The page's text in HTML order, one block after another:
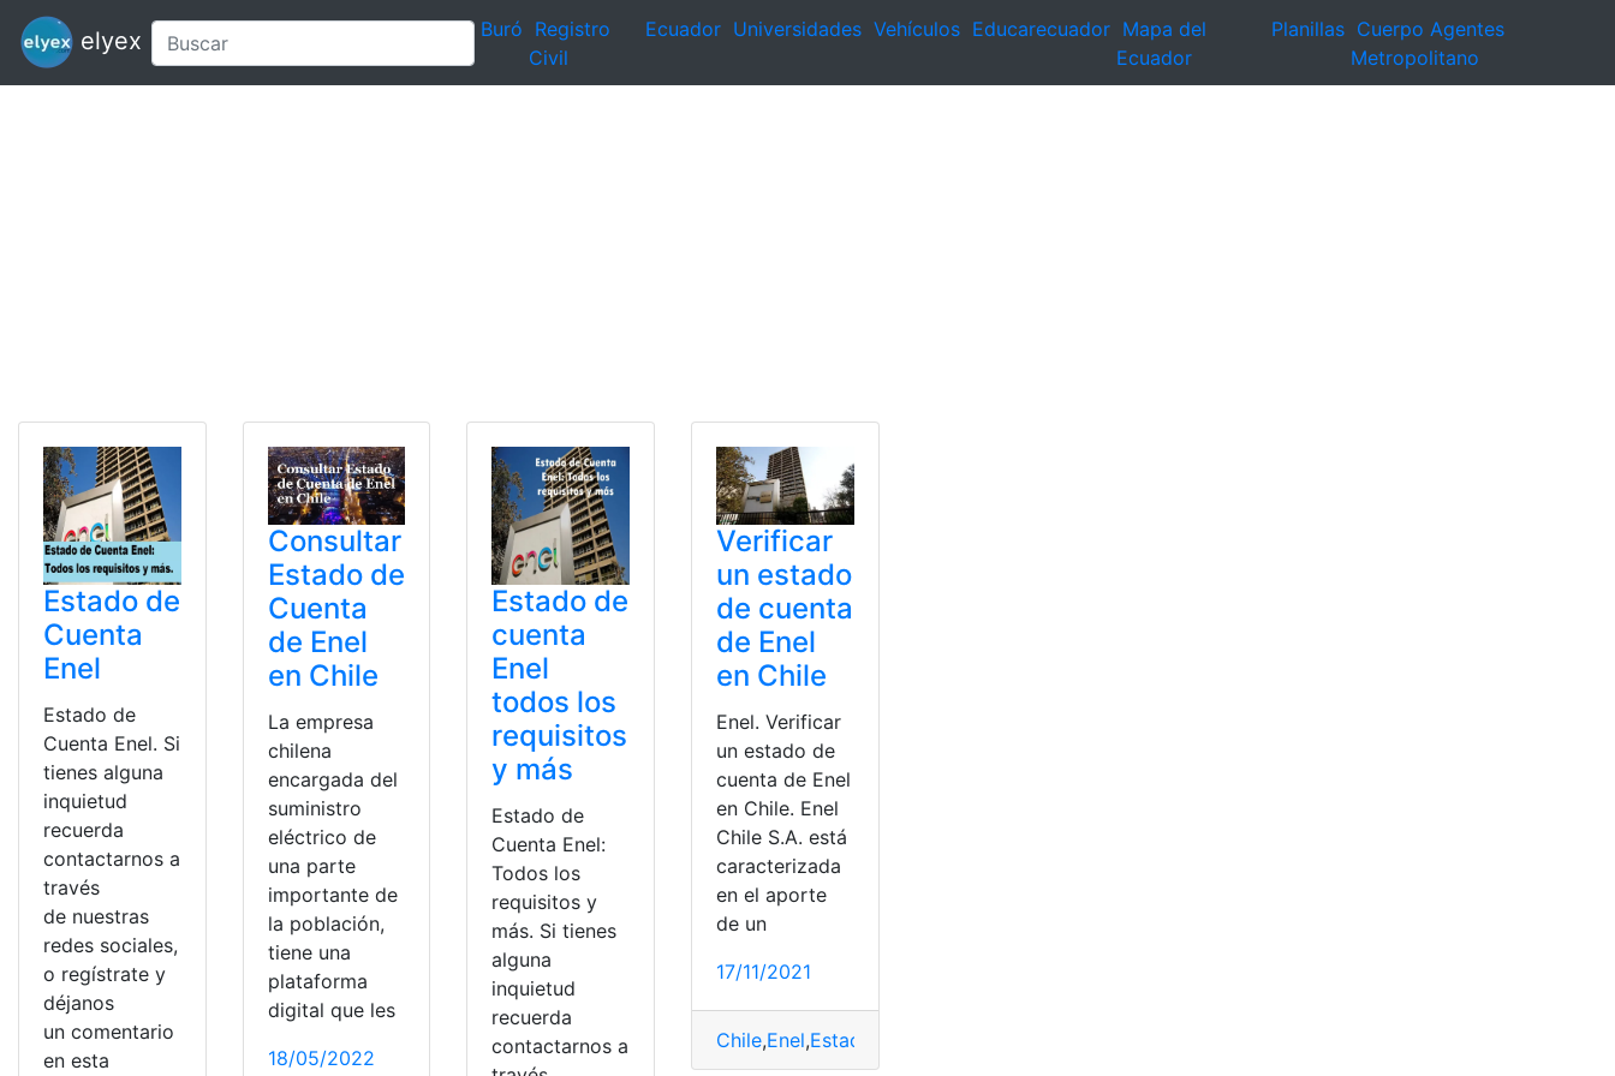
elyex Buró Registro
Civil
Ecuador Universidades Vehículos Educarecuador Mapa del
Ecuador
Planillas Cuerpo Agentes
Metropolitano
Estado de
Cuenta
Enel
Estado de
Cuenta Enel. Si
tienes alguna
inquietud
recuerda
contactarnos a
través
de nuestras
redes sociales,
o regístrate y
déjanos
un comentario
en esta
Consultar
Estado de
Cuenta
de Enel
en Chile
La empresa
chilena
encargada del
suministro
eléctrico de
una parte
importante de
la población,
tiene una
plataforma
digital que les
18/05/2022
Estado de
cuenta
Enel
todos los
requisitos
y más
Estado de
Cuenta Enel:
Todos los
requisitos y
más. Si tienes
alguna
inquietud
recuerda
contactarnos a
Verificar
un estado
de cuenta
de Enel
en Chile
Enel. Verificar
un estado de
cuenta de Enel
en Chile. Enel
Chile S.A. está
caracterizada
en el aporte
de un
17/11/2021
Chile,Enel,Estado de cuenta